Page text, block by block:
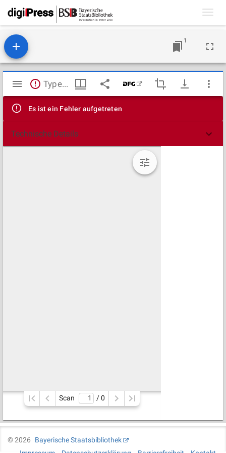
1
Mirador
Viewer
TypeError: Failed to fetch
Es ist ein Fehler aufgetreten
Technische Details
Scan / 0
©2026
Bayerische Staatsbibliothek